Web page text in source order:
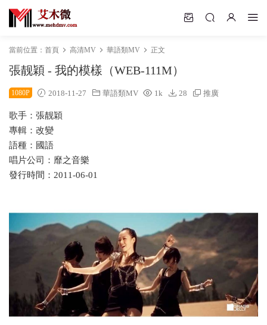
當前位置： 首頁 高清MV 華語類MV 正文
張靓穎 - 我的模樣（WEB-111M）
1080P 2018-11-27 華語類MV 1k 28 推廣
歌手：張靓穎
專輯：改變
語種：國語
唱片公司：靡之音樂
發行時間：2011-06-01